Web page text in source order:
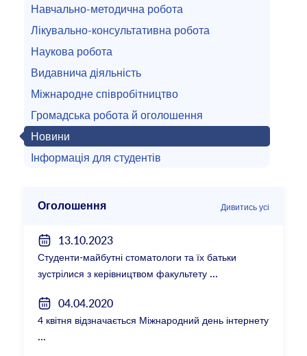
Навчально-методична робота
Лікувально-консультативна робота
Наукова робота
Видавнича діяльність
Міжнародне співробітництво
Громадська робота й оголошення
Новини
Інформація для студентів
Оголошення Дивитись усі
13.10.2023
Студенти-майбутні стоматологи та їх батьки
зустрілися з керівництвом факультету
04.04.2020
4 квітня відзначається Міжнародний день інтернету